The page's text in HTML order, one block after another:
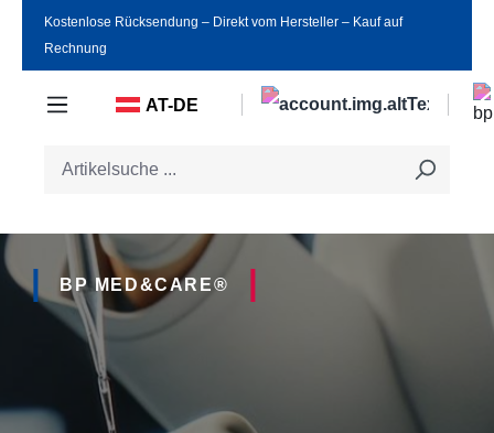
Zum Hauptinhalt springen
Kostenlose Rücksendung ‒ Direkt vom Hersteller ‒ Kauf auf
Rechnung
AT-DE
BP MED&CARE®